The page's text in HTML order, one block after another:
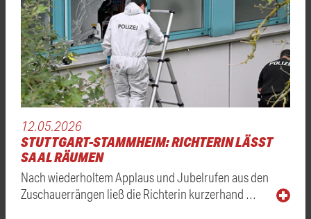
12.05.2026
STUTTGART-STAMMHEIM: RICHTERIN LÄSST
SAAL RÄUMEN
Nach wiederholtem Applaus und Jubelrufen aus den
Zuschauerrängen ließ die Richterin kurzerhand …